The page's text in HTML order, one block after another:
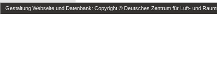
Gestaltung Webseite und Datenbank: Copyright © Deutsches Zentrum für Luft- und